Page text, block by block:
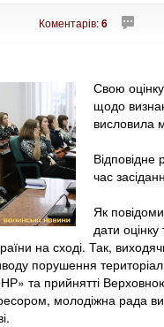
Коментарів:6
Свою
щодо
висловила
Відповідне
час
Як
дати
на сході. Так,
порушення
та прийнятті
молодіжна рада